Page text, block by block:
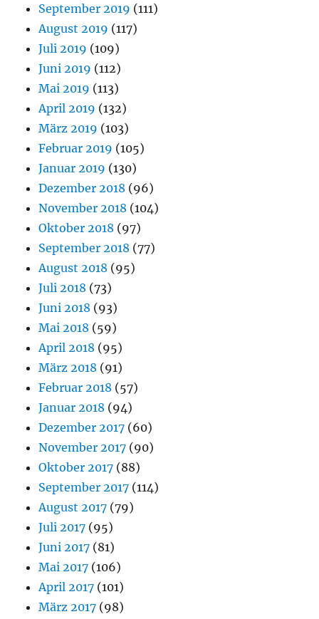
September 2019 (111)
August 2019 (117)
Juli 2019 (109)
Juni 2019 (112)
Mai 2019 (113)
April 2019 (132)
März 2019 (103)
Februar 2019 (105)
Januar 2019 (130)
Dezember 2018 (96)
November 2018 (104)
Oktober 2018 (97)
September 2018 (77)
August 2018 (95)
Juli 2018 (73)
Juni 2018 (93)
Mai 2018 (59)
April 2018 (95)
März 2018 (91)
Februar 2018 (57)
Januar 2018 (94)
Dezember 2017 (60)
November 2017 (90)
Oktober 2017 (88)
September 2017 (114)
August 2017 (79)
Juli 2017 (95)
Juni 2017 (81)
Mai 2017 (106)
April 2017 (101)
März 2017 (98)